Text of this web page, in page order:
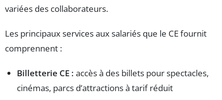
variées des collaborateurs.
Les principaux services aux salariés que le CE fournit
comprennent :
Billetterie CE : accès à des billets pour spectacles,
cinémas, parcs d’attractions à tarif réduit